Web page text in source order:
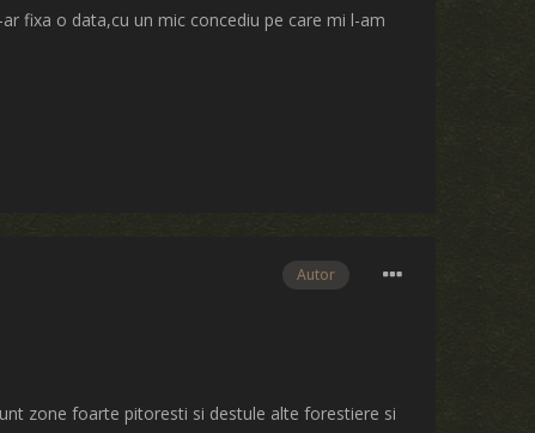
fixa o data,cu un mic concediu pe care mi l-am
Autor
zone foarte pitoresti si destule alte forestiere si